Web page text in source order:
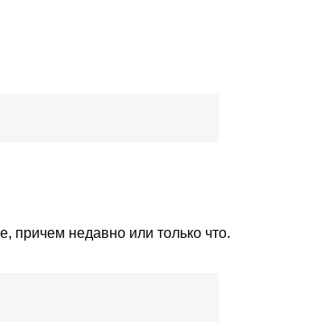
причем недавно или только что.